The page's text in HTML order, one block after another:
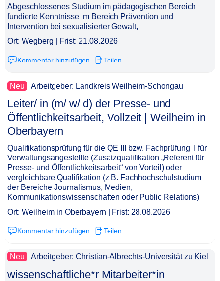
Abgeschlossenes Studium im pädagogischen Bereich
fundierte Kenntnisse im Bereich Prävention und
Intervention bei sexualisierter Gewalt,
Ort: Wegberg | Frist: 21.08.2026
Kommentar hinzufügen Teilen
Neu Arbeitgeber: Landkreis Weilheim-Schongau
Leiter/ in (m/ w/ d) der Presse- und
Öffentlichkeitsarbeit, Vollzeit | Weilheim in
Oberbayern​‌‌‌‌​‌​‌‌‌‌​‌‌‌​‌‌
Qualifikationsprüfung für die QE III bzw. Fachprüfung II für
Verwaltungsangestellte (Zusatzqualifikation „Referent für
Presse- und Öffentlichkeitsarbeit“ von Vorteil) oder
vergleichbare Qualifikation (z.B. Fachhochschulstudium
der Bereiche Journalismus, Medien,
Kommunikationswissenschaften oder Public Relations)
Ort: Weilheim in Oberbayern | Frist: 28.08.2026
Kommentar hinzufügen Teilen
Neu Arbeitgeber: Christian-Albrechts-Universität zu Kiel
wissenschaftliche*r Mitarbeiter*in